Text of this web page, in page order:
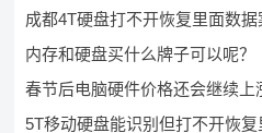
成都4T硬盘打不开恢复里面数据
内存和硬盘买什么牌子可以呢？
春节后电脑硬件价格还会继续上
5T移动硬盘能识别但打不开恢